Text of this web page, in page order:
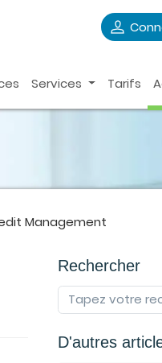
Services Tarifs
Management
Rechercher
D'autres